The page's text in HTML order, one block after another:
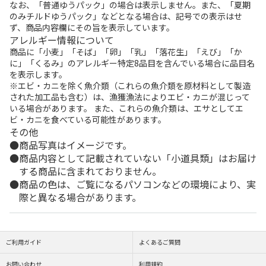
なお、「普通ゆうパック」の場合は表示しません。また、「夏期
のみチルドゆうパック」などとなる場合は、記号での表示はせ
ず、商品内容欄にその旨を表示しています。
アレルギー情報について
商品に「小麦」「そば」「卵」「乳」「落花生」「えび」「か
に」「くるみ」のアレルギー特定8品目を含んでいる場合に品目名
を表示します。
※エビ・カニを除く魚介類（これらの魚介類を原材料として製造
された加工品も含む）は、漁獲漁法によりエビ・カニが混じって
いる場合があります。 また、これらの魚介類は、エサとしてエ
ビ・カニを食べている可能性があります。
その他
商品写真はイメージです。
商品内容として記載されていない「小道具類」はお届け
する商品に含まれておりません。
商品の色は、ご覧になるパソコンなどの環境により、実
際と異なる場合があります。
ご利用ガイド よくあるご質問
お問い合わせ 利用規約